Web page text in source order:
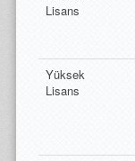
Lisans
Yüksek
Lisans